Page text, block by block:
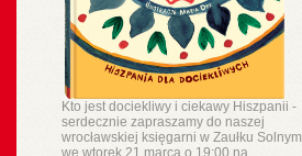
Kto jest dociekliwy i ciekawy Hiszpanii -
serdecznie zapraszamy do naszej
wrocławskiej księgarni w Zaułku Solnym
we wtorek 21 marca o 19:00 na